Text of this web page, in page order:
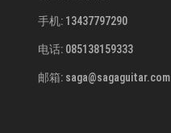
手机: 13437797290
电话: 085138159333
邮箱: saga@sagaguitar.com